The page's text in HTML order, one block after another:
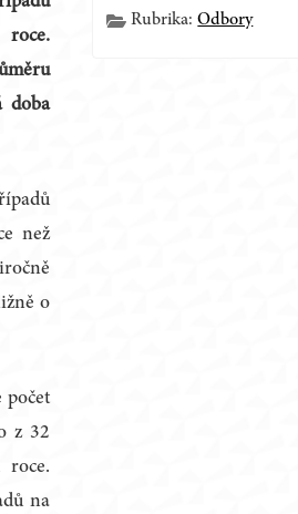
roce.
doba
než
o
počet
z 32
na
Rubrika:Odbory